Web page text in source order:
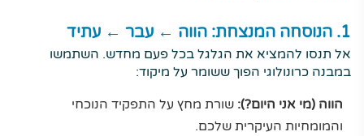
1. הנוסחה המנצחת: הווה ← עבר ← עתיד
אל תנסו להמציא את הגלגל בכל פעם מחדש. השתמשו
במבנה כרונולוגי הפוך ששומר על מיקוד:
הווה (מי אני היום?): שורת מחץ על התפקיד הנוכחי
והמומחיות העיקרית שלכם.